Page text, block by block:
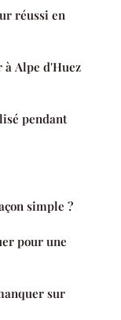
réussi en
à Alpe d'Huez
pendant
simple ?
pour une
sur